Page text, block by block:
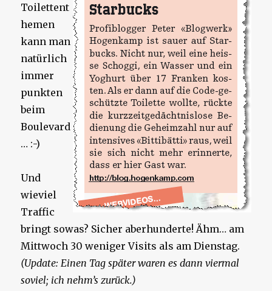
Toilettent
hemen
kann man
natürlich
immer
punkten
beim
Boulevard
… :-)
Und
wieviel
Traffic
bringt sowas? Sicher aberhunderte! Ähm… am
Mittwoch 30 weniger Visits als am Dienstag.
(Update: Einen Tag später waren es dann viermal
soviel; ich nehm’s zurück.)